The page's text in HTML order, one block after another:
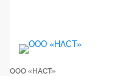
ООО «НАСТ»